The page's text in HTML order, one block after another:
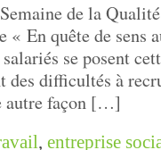
de la
« En quête de sens
se posent
des difficultés à
autre façon […]
, entreprise